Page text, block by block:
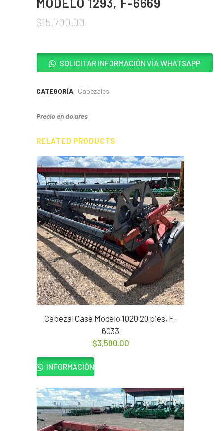
MODELO 1293, F-6669
$15,700.00
SOLICITAR INFORMACIÓN VÍA WHATSAPP
CATEGORÍA: Cabezales
Precio en dolares
RELATED PRODUCTS
Cabezal Case Modelo 1020 20 pies, F-
6033
$3,500.00
INFORMACIÓN